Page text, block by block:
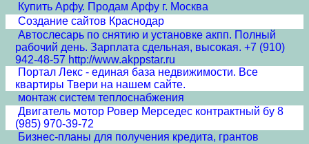
Купить Арфу. Продам Арфу г. Москва
Создание сайтов Краснодар
Автослесарь по снятию и установке акпп. Полный
рабочий день. Зарплата сдельная, высокая. +7 (910)
942-48-57 http://www.akppstar.ru
Портал Лекс - единая база недвижимости. Все
квартиры Твери на нашем сайте.
монтаж систем теплоснабжения
Двигатель мотор Ровер Мерседес контрактный бу 8
(985) 970-39-72
Бизнес-планы для получения кредита, грантов